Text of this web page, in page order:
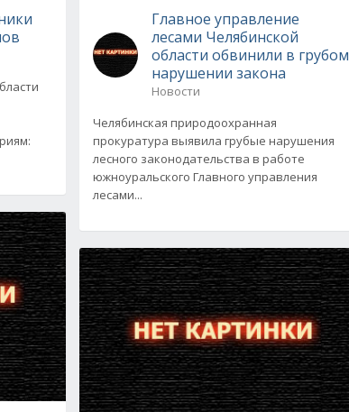
Главное управление
лесами Челябинской
области обвинили в грубом
нарушении закона
Новости
Челябинская природоохранная
прокуратура выявила грубые нарушения
лесного законодательства в работе
южноуральского Главного управления
лесами...